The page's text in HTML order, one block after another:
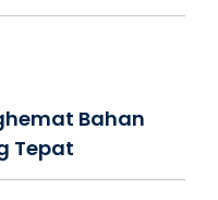
Bahan
Tepat